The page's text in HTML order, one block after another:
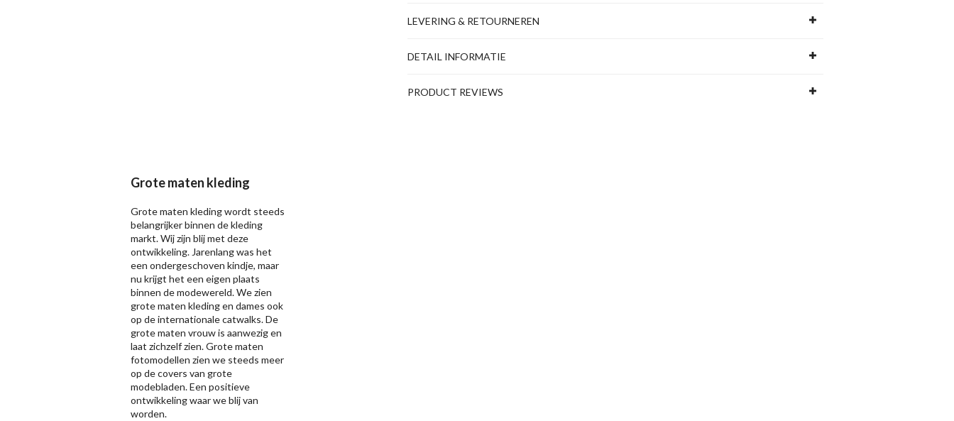
LEVERING & RETOURNEREN
DETAIL INFORMATIE
PRODUCT REVIEWS
Grote maten kleding
Grote maten kleding wordt steeds
belangrijker binnen de kleding
markt. Wij zijn blij met deze
ontwikkeling. Jarenlang was het
een ondergeschoven kindje, maar
nu krijgt het een eigen plaats
binnen de modewereld. We zien
grote maten kleding en dames ook
op de internationale catwalks. De
grote maten vrouw is aanwezig en
laat zichzelf zien. Grote maten
fotomodellen zien we steeds meer
op de covers van grote
modebladen. Een positieve
ontwikkeling waar we blij van
worden.